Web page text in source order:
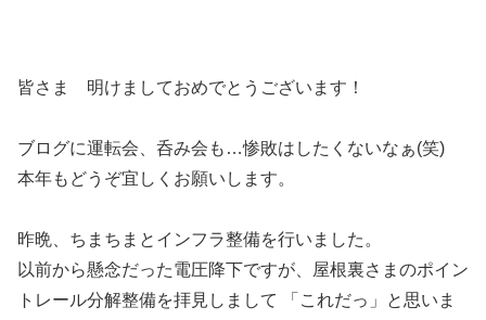
皆さま 明けましておめでとうございます！
ブログに運転会、呑み会も…惨敗はしたくないなぁ(笑)
本年もどうぞ宜しくお願いします。
昨晩、ちまちまとインフラ整備を行いました。
以前から懸念だった電圧降下ですが、屋根裏さまのポイン
トレール分解整備を拝見しまして 「これだっ」と思いま